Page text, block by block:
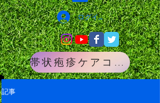
ログイン
帯状疱疹ケアコース
記事